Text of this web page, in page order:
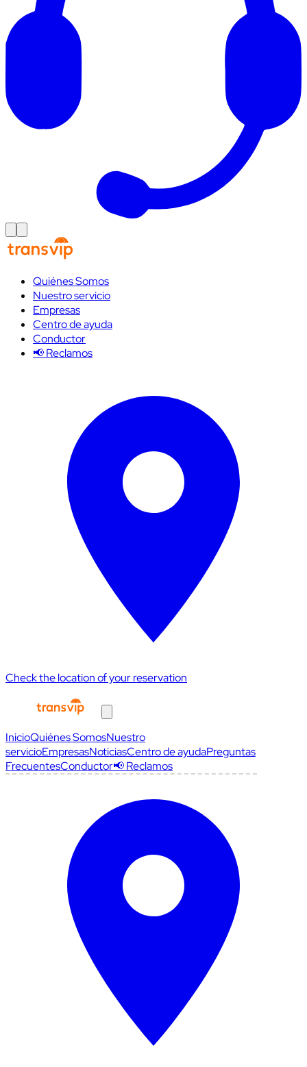
Quiénes Somos
Nuestro servicio
Empresas
Centro de ayuda
Conductor
📢 Reclamos
Check the location of your reservation
InicioQuiénes SomosNuestro
servicioEmpresasNoticiasCentro de ayudaPreguntas
FrecuentesConductor📢 Reclamos